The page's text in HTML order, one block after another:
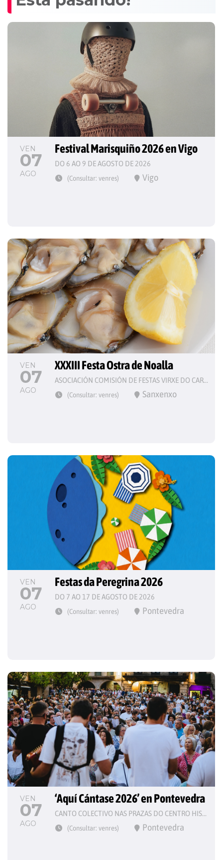
VEN
07
AGO
Festival Marisquiño 2026 en Vigo
DO 6 AO 9 DE AGOSTO DE 2026
(Consultar: venres) Vigo
VEN
07
AGO
XXXIII Festa Ostra de Noalla
ASOCIACIÓN COMISIÓN DE FESTAS VIRXE DO CARME
(Consultar: venres) Sanxenxo
VEN
07
AGO
Festas da Peregrina 2026
DO 7 AO 17 DE AGOSTO DE 2026
(Consultar: venres) Pontevedra
VEN
07
AGO
‘Aquí Cántase 2026’ en Pontevedra
CANTO COLECTIVO NAS PRAZAS DO CENTRO HISTÓRICO
(Consultar: venres) Pontevedra